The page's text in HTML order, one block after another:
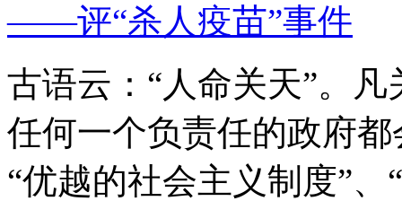
——评“杀人疫苗”事件
古语云：“人命关天”。
任何一个负责任的政府
“优越的社会主义制度”